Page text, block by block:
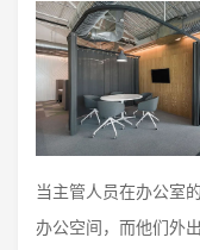
当主管人员在办公室
办公空间，而他们外